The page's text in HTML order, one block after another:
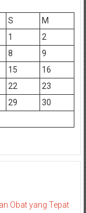
S
M
1
2
8
9
15
16
22
23
29
30
Obat yang Tepat